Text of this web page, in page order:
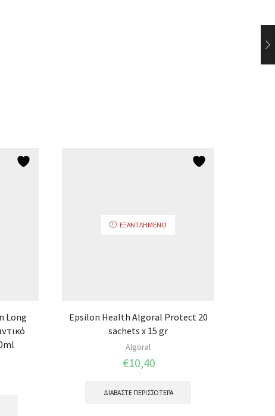
Long
ΕΞΑΝΤΛΗΜΈΝΟ
Epsilon Health Algoral Protect 20
sachets x 15 gr
Algoral
€10,40
ΔΙΑΒΆΣΤΕ ΠΕΡΙΣΣΌΤΕΡΑ